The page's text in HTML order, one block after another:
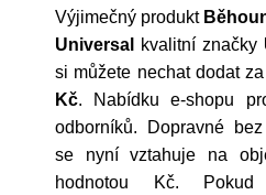
Výjimečný produkt
Universal
kvalitní značky
si můžete nechat dodat
Kč. Nabídku e-shopu
odborníků. Dopravné
se nyní vztahuje na
hodnotou Kč. Pokud